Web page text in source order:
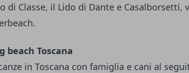
di Classe, il Lido di Dante e
beach Toscana
in Toscana con famiglia e cani al